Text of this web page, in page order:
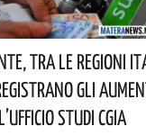
Tra Le Regioni
Gli
Studi CGIA